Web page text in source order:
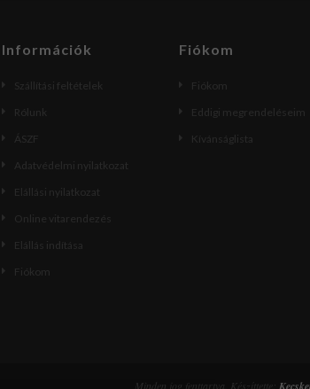
Információk
Szállítási feltételek
Rólunk
ÁSZF
Adatvédelmi nyilatkozat
Elállási nyilatkozat
Online vitarendezés
Elállás indítása
Fiókom
Fiókom
Fiókom
Eddigi megrendeléseim
Kívánságlista
Minden jog fenttartva. Készíttette: